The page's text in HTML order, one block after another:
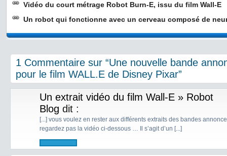
Vidéo du court métrage Robot Burn-E, issu du film Wall-E
Un robot qui fonctionne avec un cerveau composé de
1 Commentaire sur “Une nouvelle bande
pour le film WALL.E de Disney Pixar”
Un extrait vidéo du film Wall-E » Robot
Blog dit :
[...] vous voulez en rester aux différents extraits des bandes
regardez pas la vidéo ci-dessous … Il s’agit d’un [...]